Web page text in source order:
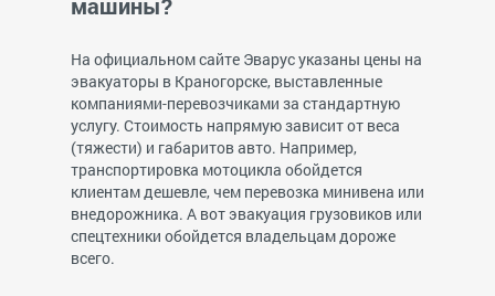
машины?
На официальном сайте Эварус указаны цены на
эвакуаторы в Краногорске, выставленные
компаниями-перевозчиками за стандартную
услугу. Стоимость напрямую зависит от веса
(тяжести) и габаритов авто. Например,
транспортировка мотоцикла обойдется
клиентам дешевле, чем перевозка минивена или
внедорожника. А вот эвакуация грузовиков или
спецтехники обойдется владельцам дороже
всего.